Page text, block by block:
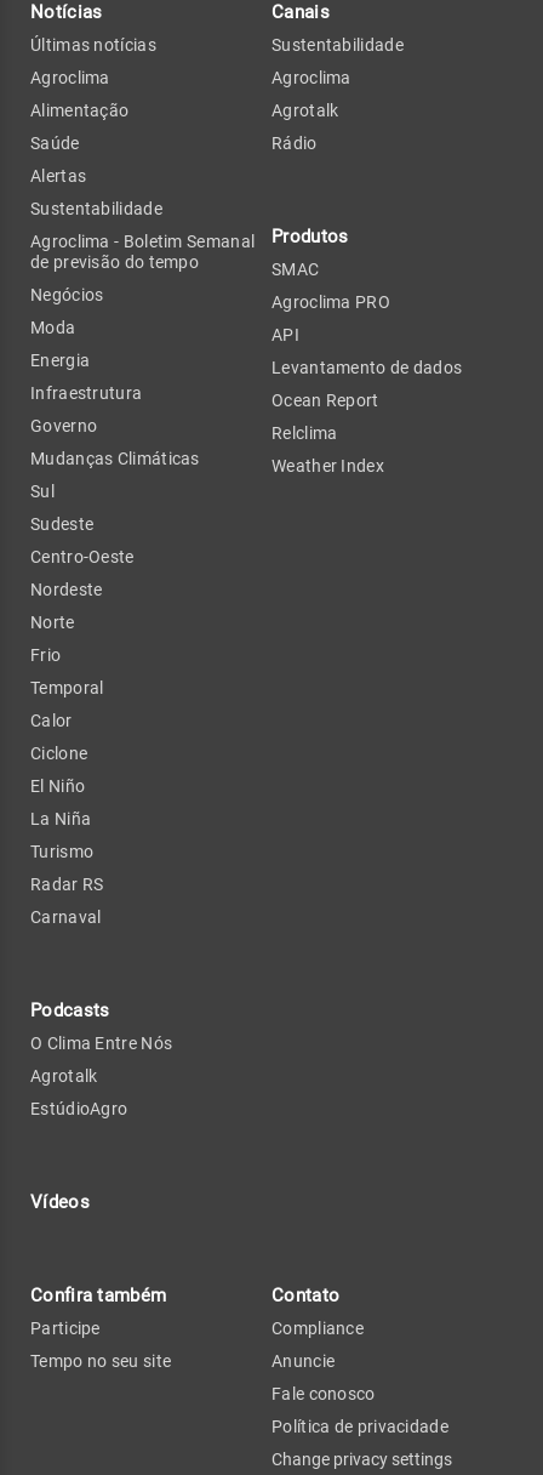
Notícias
Últimas notícias
Agroclima
Alimentação
Saúde
Alertas
Sustentabilidade
Agroclima - Boletim Semanal
de previsão do tempo
Negócios
Moda
Energia
Infraestrutura
Governo
Mudanças Climáticas
Sul
Sudeste
Centro-Oeste
Nordeste
Norte
Frio
Temporal
Calor
Ciclone
El Niño
La Niña
Turismo
Radar RS
Carnaval
Podcasts
O Clima Entre Nós
Agrotalk
EstúdioAgro
Vídeos
Canais
Sustentabilidade
Agroclima
Agrotalk
Rádio
Produtos
SMAC
Agroclima PRO
API
Levantamento de dados
Ocean Report
Relclima
Weather Index
Confira também
Participe
Tempo no seu site
Contato
Compliance
Anuncie
Fale conosco
Política de privacidade
Change privacy settings